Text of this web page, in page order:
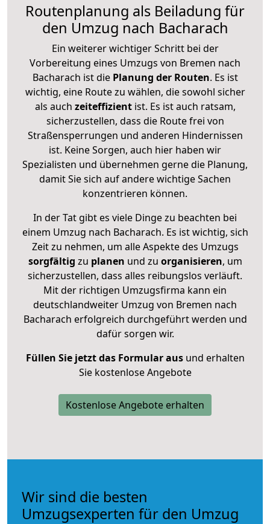
Routenplanung als Beiladung für
den Umzug nach Bacharach
Ein weiterer wichtiger Schritt bei der
Vorbereitung eines Umzugs von Bremen nach
Bacharach ist diePlanung der Routen. Es ist
wichtig, eine Route zu wählen, die sowohl sicher
als auch zeiteffizientist. Es ist auch ratsam,
sicherzustellen, dass die Route frei von
Straßensperrungen und anderen Hindernissen
ist. Keine Sorgen, auch hier haben wir
Spezialisten und übernehmen gerne die Planung,
damit Sie sich auf andere wichtige Sachen
konzentrieren können.
In der Tat gibt es viele Dinge zu beachten bei
einem Umzug nach Bacharach. Es ist wichtig, sich
Zeit zu nehmen, um alle Aspekte des Umzugs
sorgfältig zu planen und zu organisieren, um
sicherzustellen, dass alles reibungslos verläuft.
Mit der richtigen Umzugsfirma kann ein
deutschlandweiter Umzug von Bremen nach
Bacharach erfolgreich durchgeführt werden und
dafür sorgen wir.
Füllen Sie jetzt das Formular ausund erhalten
Sie kostenlose Angebote
Kostenlose Angebote erhalten
Wir sind die besten
Umzugsexperten für den Umzug